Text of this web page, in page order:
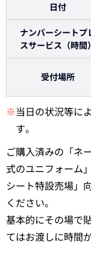
日付
ナンバーシートプ
スサービス（時間）
受付場所
※当日の状況等に
す。
ご購入済みの「ネ
式のユニフォーム
シート特設売場」
ください。
基本的にその場で
てはお渡しに時間